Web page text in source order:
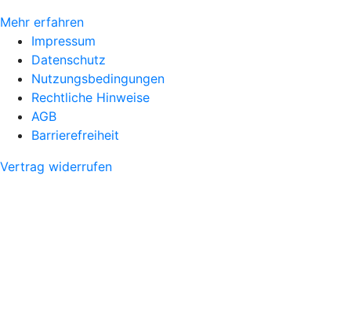
Mehr erfahren
Impressum
Datenschutz
Nutzungsbedingungen
Rechtliche Hinweise
AGB
Barrierefreiheit
Vertrag widerrufen